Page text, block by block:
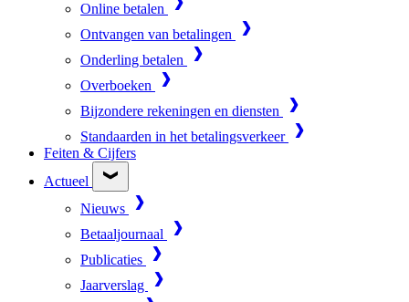
Online betalen
Ontvangen van betalingen
Onderling betalen
Overboeken
Bijzondere rekeningen en diensten
Standaarden in het betalingsverkeer
Feiten & Cijfers
Actueel
Nieuws
Betaaljournaal
Publicaties
Jaarverslag